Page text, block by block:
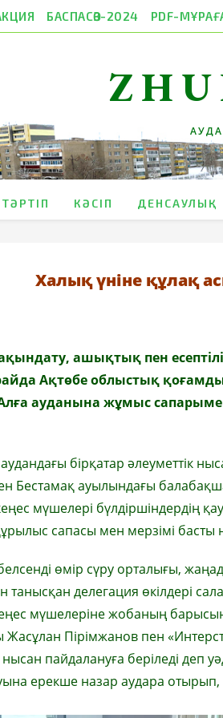
БАСПАСӨЗ-2024 PDF-
КӘСІП ДЕНСАУЛЫҚ
Халық үніне құлақ
ашықтық пен
Ақтөбе облыстық
ауданына жұмыс сапары
бірқатар әлеуметтік
Бестамақ ауылындағы
мүшелері бүлдіршіндердің
сапасы мен мерзімі басты
өмір сүру орталығы,
делегация өкілдері сала
мүшелеріне жобаның
Жасұлан Пірімжанов пен
пайдалануға беріледі деп
ерекше назар аудара